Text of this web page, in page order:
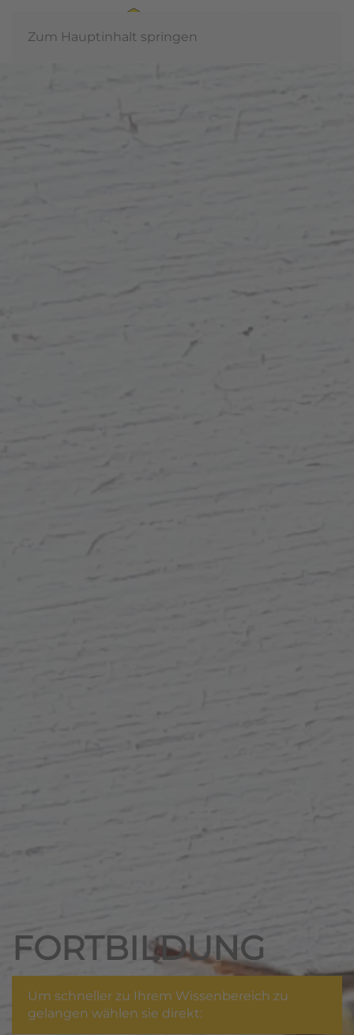
Zum Hauptinhalt springen
FORTBILDUNG
Um schneller zu Ihrem Wissenbereich zu
gelangen wählen sie direkt: